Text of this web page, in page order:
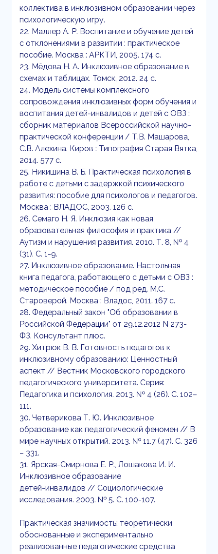
коллектива в инклюзивном образовании через
психологическую игру.
22. Маллер А. Р. Воспитание и обучение детей
с отклонениями в развитии : практическое
пособие. Москва : АРКТИ, 2005. 174 с.
23. Мёдова Н. А. Инклюзивное образование в
схемах и таблицах. Томск, 2012. 24 с.
24. Модель системы комплексного
сопровождения инклюзивных форм обучения и
воспитания детей-инвалидов и детей с ОВЗ :
сборник материалов Всероссийской научно-
практической конференции / Т.В. Машарова,
С.В. Алехина. Киров : Типография Старая Вятка,
2014. 577 с.
25. Никишина В. Б. Практическая психология в
работе с детьми с задержкой психического
развития: пособие для психологов и педагогов.
Москва : ВЛАДОС, 2003. 126 с.
26. Семаго Н. Я. Инклюзия как новая
образовательная философия и практика //
Аутизм и нарушения развития. 2010. Т. 8, № 4
(31). С. 1-9.
27. Инклюзивное образование. Настольная
книга педагога, работающего с детьми с ОВЗ :
методическое пособие / под ред. М.С.
Староверой. Москва : Владос, 2011. 167 с.
28. Федеральный закон "Об образовании в
Российской Федерации" от 29.12.2012 N 273-
ФЗ. Консультант плюс.
29. Хитрюк В. В. Готовность педагогов к
инклюзивному образованию: Ценностный
аспект // Вестник Московского городского
педагогического университета. Серия:
Педагогика и психология. 2013. № 4 (26). С. 102–
111.
30. Четверикова Т. Ю. Инклюзивное
образование как педагогический феномен // В
мире научных открытий. 2013. № 11.7 (47). С. 326
– 331.
31. Ярская-Смирнова Е. Р., Лошакова И. И.
Инклюзивное образование
детей-инвалидов // Социологические
исследования. 2003. № 5. С. 100-107.
Практическая значимость: теоретически
обоснованные и экспериментально
реализованные педагогические средства